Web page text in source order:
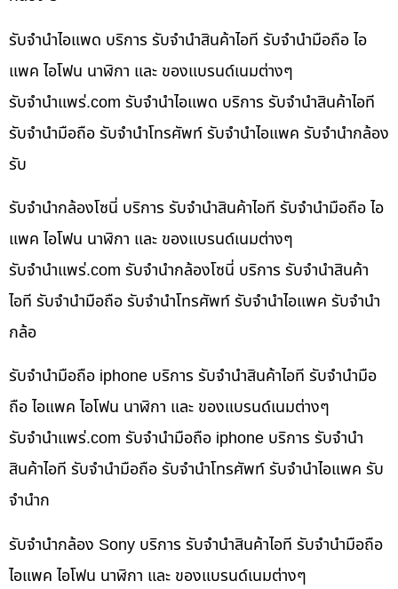
รับจำนำไอแพด บริการ รับจำนำสินค้าไอที รับจำนำมือถือ ไอ
แพค ไอโฟน นาฬิกา และ ของแบรนด์เนมต่างๆ
รับจํานําแพร่.com รับจำนำไอแพด บริการ รับจำนำสินค้าไอที
รับจำนำมือถือ รับจำนำโทรศัพท์ รับจำนำไอแพค รับจำนำกล้อง
รับ
รับจำนำกล้องโซนี่ บริการ รับจำนำสินค้าไอที รับจำนำมือถือ ไอ
แพค ไอโฟน นาฬิกา และ ของแบรนด์เนมต่างๆ
รับจํานําแพร่.com รับจำนำกล้องโซนี่ บริการ รับจำนำสินค้า
ไอที รับจำนำมือถือ รับจำนำโทรศัพท์ รับจำนำไอแพค รับจำนำ
กล้อ
รับจำนำมือถือ iphone บริการ รับจำนำสินค้าไอที รับจำนำมือ
ถือ ไอแพค ไอโฟน นาฬิกา และ ของแบรนด์เนมต่างๆ
รับจํานําแพร่.com รับจำนำมือถือ iphone บริการ รับจำนำ
สินค้าไอที รับจำนำมือถือ รับจำนำโทรศัพท์ รับจำนำไอแพค รับ
จำนำก
รับจำนำกล้อง Sony บริการ รับจำนำสินค้าไอที รับจำนำมือถือ
ไอแพค ไอโฟน นาฬิกา และ ของแบรนด์เนมต่างๆ